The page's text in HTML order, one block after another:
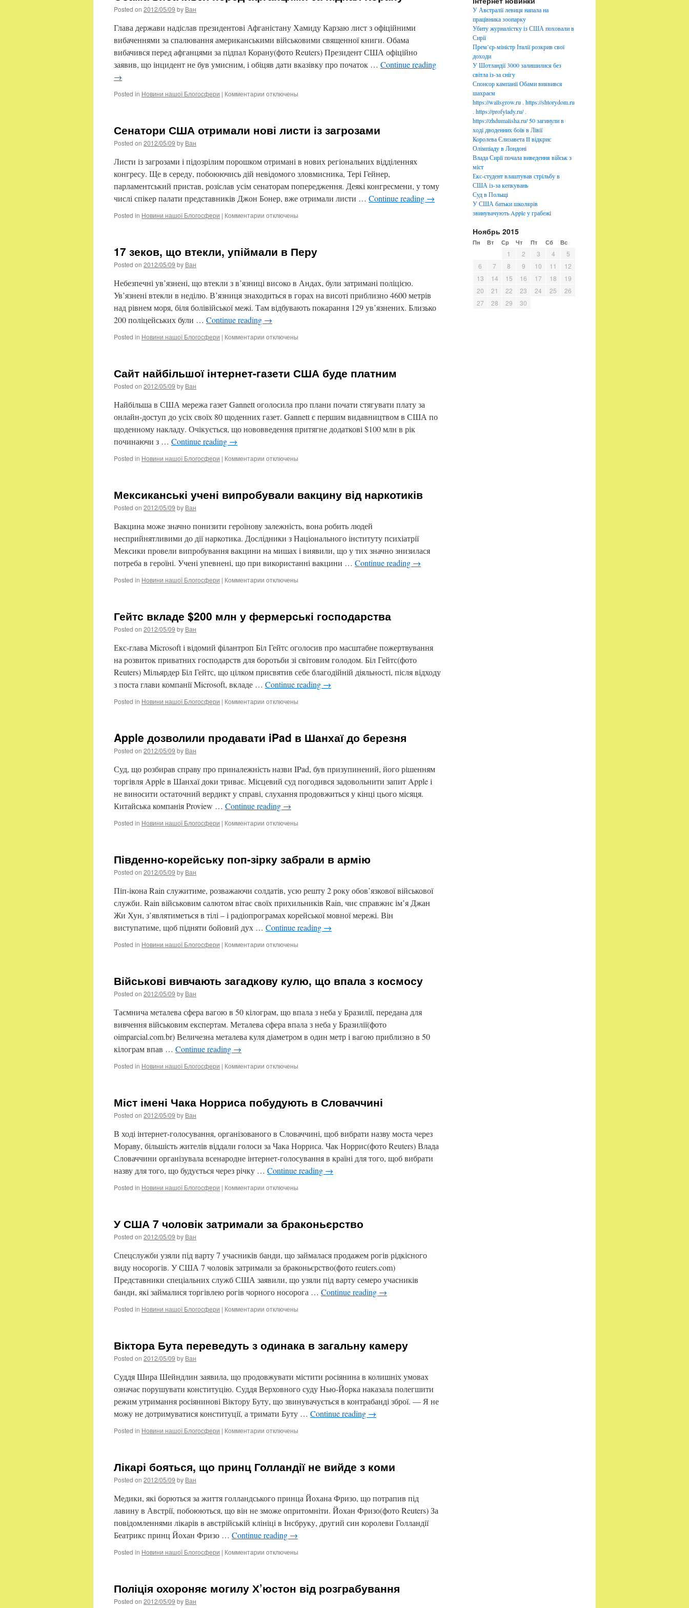
Posted on 2012/05/09 by Ван
Глава держави надіслав президентові Афганістану Хамиду Карзаю лист з офіційними
вибаченнями за спалювання американськими військовими священної книги. Обама
вибачився перед афганцями за підпал Корану(фото Reuters) Президент США офіційно
заявив, що інцидент не був умисним, і обіцяв дати вказівку про початок … Continue reading
→
Posted in Новини нашої Блогосфери | Комментарии к
перед
Корану
отключены
Сенатори США отримали нові листи із загрозами
Posted on 2012/05/09 by Ван
Листи із загрозами і підозрілим порошком отримані в нових регіональних відділеннях
конгресу. Ще в середу, побоюючись дій невідомого зловмисника, Тері Гейнер,
парламентський пристав, розіслав усім сенаторам попередження. Деякі конгресмени, у тому
числі спікер палати представників Джон Бонер, вже отримали листи … Continue reading →
Posted in Новини нашої Блогосфери | Комментарии к
отримали
загрозами
отключены
17 зеков, що втекли, упіймали в Перу
Posted on 2012/05/09 by Ван
Небезпечні ув’язнені, що втекли з в’язниці високо в Андах, були затримані поліцією.
Ув’язнені втекли в неділю. В’язниця знаходиться в горах на висоті приблизно 4600 метрів
над рівнем моря, біля болівійської межі. Там відбувають покарання 129 ув’язнених. Близько
200 поліцейських були … Continue reading →
Posted in Новини нашої Блогосфери | Комментарии к
що
Перу
отключены
Сайт найбільшої інтернет-газети США буде платним
Posted on 2012/05/09 by Ван
Найбільша в США мережа газет Gannett оголосила про плани почати стягувати плату за
онлайн-доступ до усіх своїх 80 щоденних газет. Gannett є першим видавництвом в США по
щоденному накладу. Очікується, що нововведення притягне додаткові $100 млн в рік
починаючи з … Continue reading →
Posted in Новини нашої Блогосфери | Комментарии к
інтернет-
платним
отключены
Мексиканські учені випробували вакцину від наркотиків
Posted on 2012/05/09 by Ван
Вакцина може значно понизити героїнову залежність, вона робить людей
несприйнятливими до дії наркотика. Дослідники з Національного інституту психіатрії
Мексики провели випробування вакцини на мишах і виявили, що у тих значно знизилася
потреба в героїні. Учені упевнені, що при використанні вакцини … Continue reading →
Posted in Новини нашої Блогосфери | Комментарии к
випробували
наркотиків
отключены
Гейтс вкладе $200 млн у фермерські господарства
Posted on 2012/05/09 by Ван
Екс-глава Microsoft і відомий філантроп Біл Гейтс оголосив про масштабне пожертвування
на розвиток приватних господарств для боротьби зі світовим голодом. Біл Гейтс(фото
Reuters) Мільярдер Біл Гейтс, що цілком присвятив себе благодійній діяльності, після відходу
з поста глави компанії Microsoft, вкладе … Continue reading →
Posted in Новини нашої Блогосфери | Комментарии к
$200
фермерські
господарства
отключены
Apple дозволили продавати iPad в Шанхаї до березня
Posted on 2012/05/09 by Ван
Суд, що розбирав справу про приналежність назви IPad, був призупинений, його рішенням
торгівля Apple в Шанхаї доки триває. Місцевий суд погодився задовольнити запит Apple і
не виносити остаточний вердикт у справі, слухання продовжиться у кінці цього місяця.
Китайська компанія Proview … Continue reading →
Posted in Новини нашої Блогосфери | Комментарии к
продавати
Шанхаї
до
березня
отключены
Південно-корейську поп-зірку забрали в армію
Posted on 2012/05/09 by Ван
Піп-ікона Rain служитиме, розважаючи солдатів, усю решту 2 року обов’язкової військової
служби. Rain військовим салютом вітає своїх прихильників Rain, чиє справжнє ім’я Джан
Жи Хун, з’являтиметься в тілі – і радіопрограмах корейської мовної мережі. Він
виступатиме, щоб підняти бойовий дух … Continue reading →
Posted in Новини нашої Блогосфери | Комментарии к
поп-
армію
отключены
Військові вивчають загадкову кулю, що впала з космосу
Posted on 2012/05/09 by Ван
Таємнича металева сфера вагою в 50 кілограм, що впала з неба у Бразилії, передана для
вивчення військовим експертам. Металева сфера впала з неба у Бразилії(фото
oimparcial.com.br) Величезна металева куля діаметром в один метр і вагою приблизно в 50
кілограм впав … Continue reading →
Posted in Новини нашої Блогосфери | Комментарии к
загадкову
впала
з
космосу
отключены
Міст імені Чака Норриса побудують в Словаччині
Posted on 2012/05/09 by Ван
В ході інтернет-голосування, організованого в Словаччині, щоб вибрати назву моста через
Мораву, більшість жителів віддали голоси за Чака Норриса. Чак Норрис(фото Reuters) Влада
Словаччини організувала всенародне інтернет-голосування в країні для того, щоб вибрати
назву для того, що будується через річку … Continue reading →
Posted in Новини нашої Блогосфери | Комментарии к
Чака
Словаччині
отключены
У США 7 чоловік затримали за браконьєрство
Posted on 2012/05/09 by Ван
Спецслужби узяли під варту 7 учасників банди, що займалася продажем рогів рідкісного
виду носорогів. У США 7 чоловік затримали за браконьєрство(фото reuters.com)
Представники спеціальних служб США заявили, що узяли під варту семеро учасників
банди, які займалися торгівлею рогів чорного носорога … Continue reading →
Posted in Новини нашої Блогосфери | Комментарии к
7
браконьєрство
отключены
Віктора Бута переведуть з одинака в загальну камеру
Posted on 2012/05/09 by Ван
Суддя Шира Шейндлин заявила, що продовжувати містити росіянина в колишніх умовах
означає порушувати конституцію. Суддя Верховного суду Нью-Йорка наказала полегшити
режим утримання росіянинові Віктору Буту, що звинувачується в контрабанді зброї. — Я не
можу не дотримуватися конституції, а тримати Буту … Continue reading →
Posted in Новини нашої Блогосфери | Комментарии к
переведуть
загальну
камеру
отключены
Лікарі бояться, що принц Голландії не вийде з коми
Posted on 2012/05/09 by Ван
Медики, які борються за життя голландського принца Йохана Фризо, що потрапив під
лавину в Австрії, побоюються, що він не зможе опритомніти. Йохан Фризо(фото Reuters) За
повідомленнями лікарів в австрійській клініці в Інсбруку, другий син королеви Голландії
Беатрикс принц Йохан Фризо … Continue reading →
Posted in Новини нашої Блогосфери | Комментарии к
що
отключены
Поліція охороняє могилу Х’юстон від розграбування
Posted on 2012/05/09 by Ван
р
и
к
и
У Австралії левиця напала на
працівника зоопарку
Убиту журналістку із США поховали в
Сирії
Прем’єр-міністр Італії розкрив свої
доходи
У Шотландії 3000 залишилися без
світла із-за снігу
Спонсор кампанії Обами виявився
шахраєм
https://wallsgrow.ru . https://shtorydom.ru
. https://profylady.ru/.
https://zhdumalisha.ru/ 50 загинули в
ході дводенних боїв в Лівії
Королева Єлизавета II відкриє
Олімпіаду в Лондоні
Влада Сирії почала виведення військ з
міст
Екс-студент влаштував стрільбу в
США із-за кепкувань
Суд в Польщі
У США батьки школярів
звинувачують Apple у грабежі
Ноябрь 2015
Пн Вт Ср Чт Пт Сб Вс
1 2 3 4
5
6
7 8 9 10 11
12
13
14 15 16 17 18
19
20
21 22 23 24 25
26
27
28 29 30